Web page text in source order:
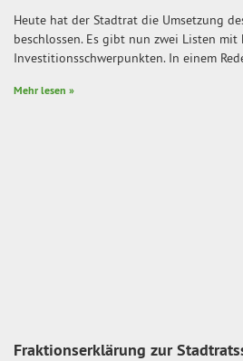
Heute hat der Stadtrat die Umsetzung
beschlossen. Es gibt nun zwei Listen
Investitionsschwerpunkten. In einem
Mehr lesen »
Fraktionserklärung zur